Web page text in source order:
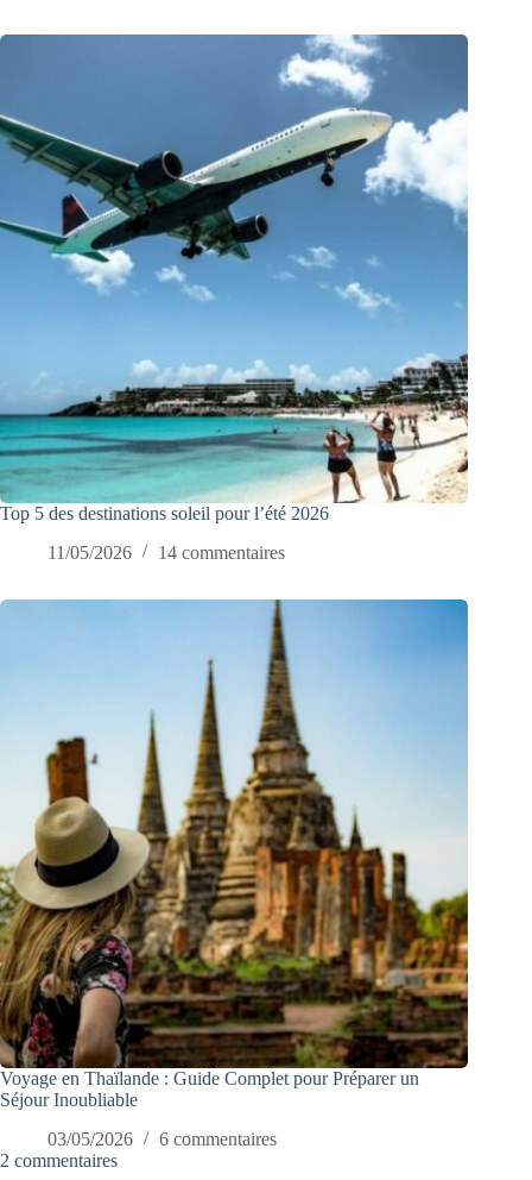
Top 5 des destinations soleil pour l’été 2026
11/05/2026
14 commentaires
Voyage en Thaïlande : Guide Complet pour Préparer un
Séjour Inoubliable
03/05/2026
6 commentaires
2 commentaires